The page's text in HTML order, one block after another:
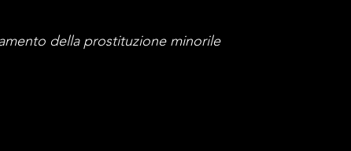
della prostituzione minorile